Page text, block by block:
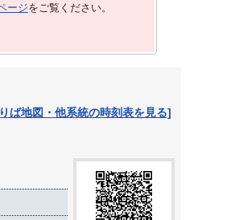
ージをご覧ください。
ば地図・他系統の時刻表を見る]